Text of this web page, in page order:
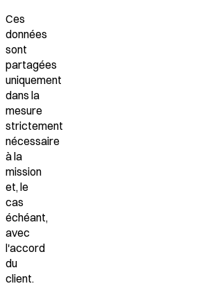
Ces
données
sont
partagées
uniquement
dans la
mesure
strictement
nécessaire
à la
mission
et, le
cas
échéant,
avec
l'accord
du
client.